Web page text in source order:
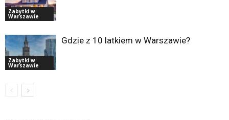
Zabytki w
Warszawie
Zabytki w
Warszawie
Gdzie z 10 latkiem w Warszawie?